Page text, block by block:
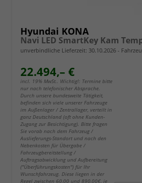
Hyundai KONA
Navi LED SmartKey Kam
unverbindliche Lieferzeit: 30.10.2026
22.494,– €
incl. 19% MwSt.. Wichtig!: Termine bitte
nur nach telefonischer Absprache.
Durch unsere bundesweite Tätigkeit,
befinden sich viele unserer Fahrzeuge
im Außenlager / Zentrallager, verteilt in
ganz Deutschland (oft ohne Kunden-
Zugang zur Besichtigung). Bitte fragen
Sie vorab nach dem Fahrzeug /
Auslieferungs-Standort und nach den
Nebenkosten für Übergabe /
Fahrzeugbereitstellung /
Auftragsabwicklung und Aufbereitung
("Überführungskosten") für Ihr
Wunschfahrzeug. Diese liegen in der
Regel zwischen 60,00 und 890,00€, je